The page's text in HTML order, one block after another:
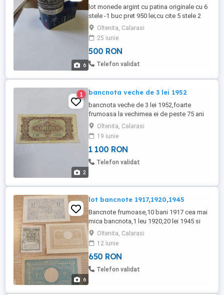
6
lot monede argint cu patina originale cu 6
stele -1 buc pret 950 lei;cu cite 5 stele 2
bucati,650 lei buc;cu margine zimtata 4
buc cu 500 lei bucata.vizionati si celelalte
anunturi ale mele va multumesc.
Oltenita, Calarasi
25 iunie
500 RON
Telefon validat
2
1 bancnota veche de 3 lei 1952
bancnota veche de 3 lei 1952,foarte
frumoasa la vechimea ei de peste 75 ani
Oltenita, Calarasi
19 iunie
1 100 RON
Telefon validat
6
lot bancnote 1917,1920,1945
Bancnote frumoase,10 bani 1917 cea mai
mica bancnota,1 leu 1920,20 lei 1945 si
100 lei 1945
Oltenita, Calarasi
12 iunie
650 RON
Telefon validat